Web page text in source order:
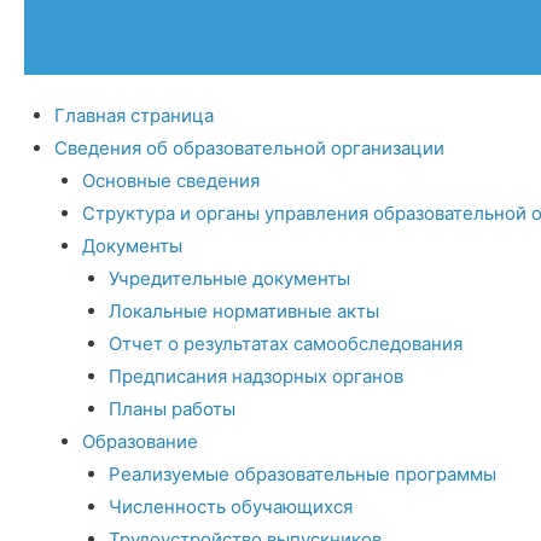
Главная страница
Сведения об образовательной организации
Основные сведения
Структура и органы управления образовательной
Документы
Учредительные документы
Локальные нормативные акты
Отчет о результатах самообследования
Предписания надзорных органов
Планы работы
Образование
Реализуемые образовательные программы
Численность обучающихся